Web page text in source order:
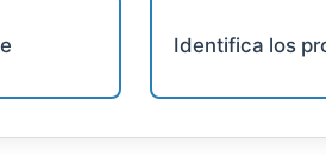
Identifica los